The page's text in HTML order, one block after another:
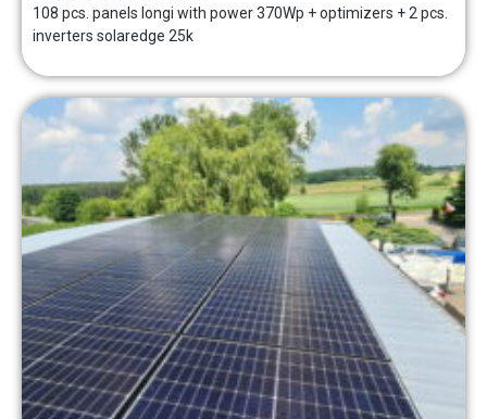
108 pcs. panels longi with power 370Wp + optimizers + 2 pcs.
inverters solaredge 25k